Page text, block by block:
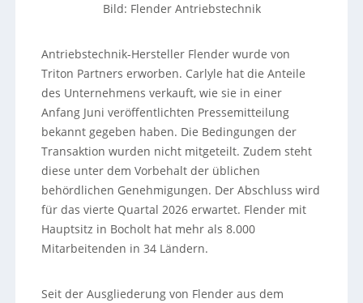
Bild: Flender Antriebstechnik
Antriebstechnik-Hersteller Flender wurde von
Triton Partners erworben. Carlyle hat die Anteile
des Unternehmens verkauft, wie sie in einer
Anfang Juni veröffentlichten Pressemitteilung
bekannt gegeben haben. Die Bedingungen der
Transaktion wurden nicht mitgeteilt. Zudem steht
diese unter dem Vorbehalt der üblichen
behördlichen Genehmigungen. Der Abschluss wird
für das vierte Quartal 2026 erwartet. Flender mit
Hauptsitz in Bocholt hat mehr als 8.000
Mitarbeitenden in 34 Ländern.
Seit der Ausgliederung von Flender aus dem